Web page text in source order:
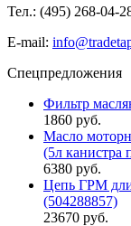
Тел.: (495) 268-04-
E-mail:
Спецпредложения
Фильтр
1860 руб.
Масло
(5л канистра
6380 руб.
Цепь ГРМ
(504288857)
23670 руб.